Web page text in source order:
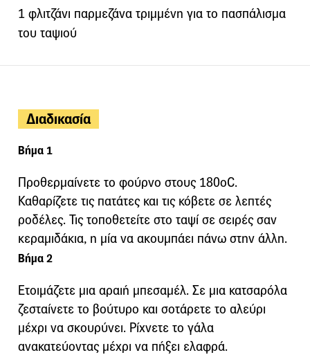
1 φλιτζάνι παρμεζάνα τριμμένη για το πασπάλισμα
του ταψιού
Διαδικασία
Βήμα 1
Προθερμαίνετε το φούρνο στους 180οC.
Καθαρίζετε τις πατάτες και τις κόβετε σε λεπτές
ροδέλες. Τις τοποθετείτε στο ταψί σε σειρές σαν
κεραμιδάκια, η μία να ακουμπάει πάνω στην άλλη.
Βήμα 2
Ετοιμάζετε μια αραιή μπεσαμέλ. Σε μια κατσαρόλα
ζεσταίνετε το βούτυρο και σοτάρετε το αλεύρι
μέχρι να σκουρύνει. Ρίχνετε το γάλα
ανακατεύοντας μέχρι να πήξει ελαφρά.